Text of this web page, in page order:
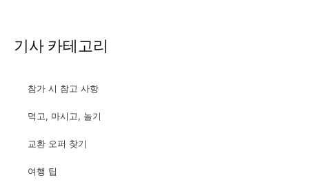
기사 카테고리
참가 시 참고 사항
먹고, 마시고, 놀기
교환 오퍼 찾기
여행 팁